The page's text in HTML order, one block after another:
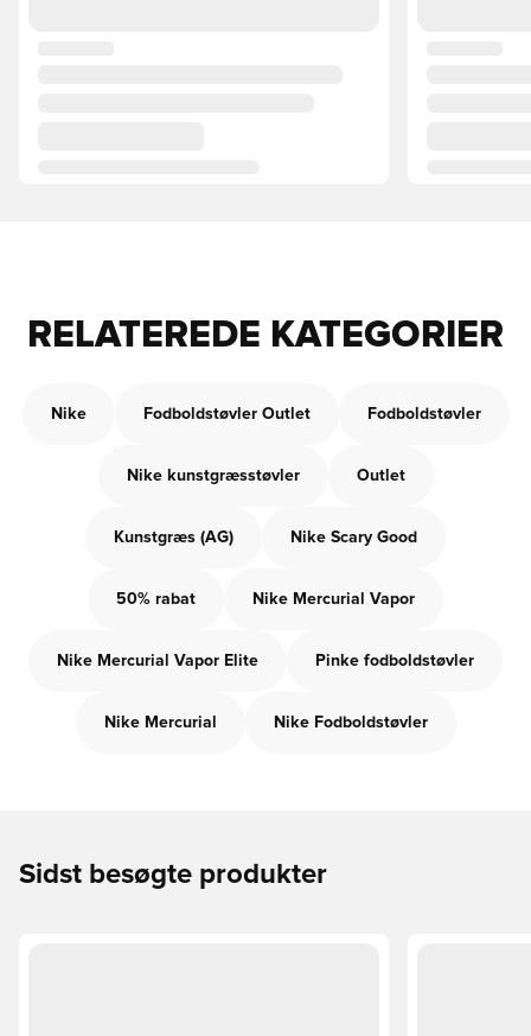
RELATEREDE KATEGORIER
Nike Fodboldstøvler Outlet Fodboldstøvler
Nike kunstgræsstøvler Outlet
Kunstgræs (AG) Nike Scary Good
50% rabat Nike Mercurial Vapor
Nike Mercurial Vapor Elite Pinke fodboldstøvler
Nike Mercurial Nike Fodboldstøvler
Sidst besøgte produkter